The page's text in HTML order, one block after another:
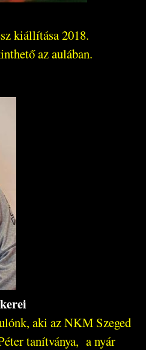
kiállítása 2018.
az aulában.
aki az NKM Szeged
tanítványa, a nyár